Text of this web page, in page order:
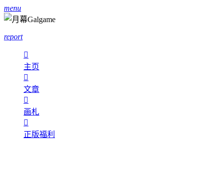
menu
report

主页

文章

画札

正版福利